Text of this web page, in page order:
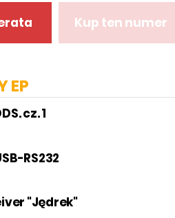
Kup ten numer
EP
cz. 1
RS232
"Jędrek"